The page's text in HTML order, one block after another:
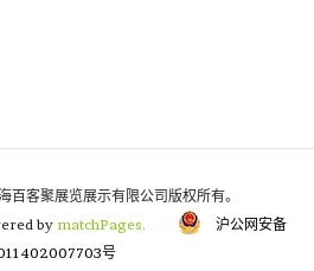
客聚展览展示有限公司版权所有。
by matchPages.
沪公网安备
号